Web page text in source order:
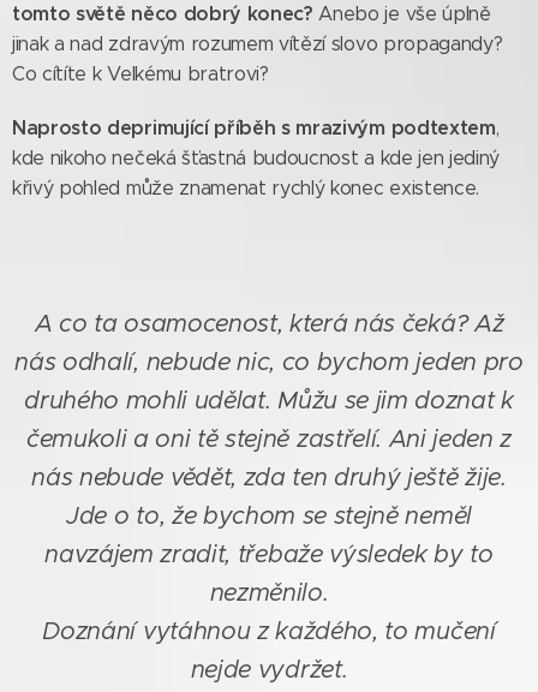
tomto světě něco dobrý konec?Anebo je vše úplně
jinak a nad zdravým rozumem vítězí slovo propagandy?
Co cítíte k Velkému bratrovi?
Naprosto deprimující příběh s mrazivým podtextem,
kde nikoho nečeká šťastná budoucnost a kde jen jediný
křivý pohled může znamenat rychlý konec existence.
A co ta osamocenost, která nás čeká? Až
nás odhalí, nebude nic, co bychom jeden pro
druhého mohli udělat. Můžu se jim doznat k
čemukoli a oni tě stejně zastřelí. Ani jeden z
nás nebude vědět, zda ten druhý ještě žije.
Jde o to, že bychom se stejně neměl
navzájem zradit, třebaže výsledek by to
nezměnilo.
Doznání vytáhnou z každého, to mučení
nejde vydržet.